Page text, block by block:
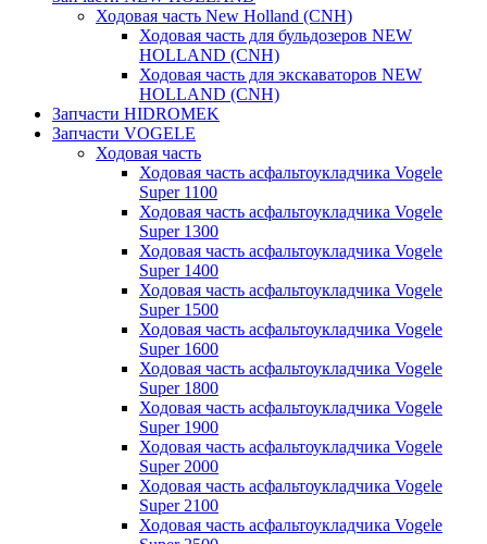
Ходовая часть New Holland (CNH)
Ходовая часть для бульдозеров NEW
HOLLAND (CNH)
Ходовая часть для экскаваторов NEW
HOLLAND (CNH)
Запчасти HIDROMEK
Запчасти VOGELE
Ходовая часть
Ходовая часть асфальтоукладчика Vogele
Super 1100
Ходовая часть асфальтоукладчика Vogele
Super 1300
Ходовая часть асфальтоукладчика Vogele
Super 1400
Ходовая часть асфальтоукладчика Vogele
Super 1500
Ходовая часть асфальтоукладчика Vogele
Super 1600
Ходовая часть асфальтоукладчика Vogele
Super 1800
Ходовая часть асфальтоукладчика Vogele
Super 1900
Ходовая часть асфальтоукладчика Vogele
Super 2000
Ходовая часть асфальтоукладчика Vogele
Super 2100
Ходовая часть асфальтоукладчика Vogele